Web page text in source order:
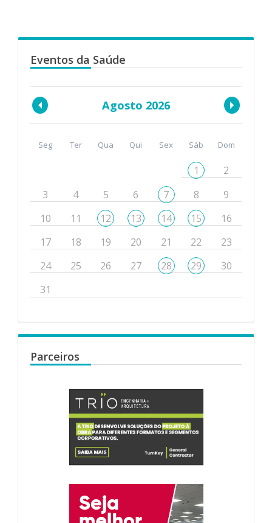
Eventos da Saúde
Agosto 2026
Seg Ter Qua Qui Sex Sáb Dom
1
2
3
4 5 6 7 8
9
10
11 12 13 14 15
16
17
18 19 20 21 22
23
24
25 26 27 28 29
30
31
Parceiros